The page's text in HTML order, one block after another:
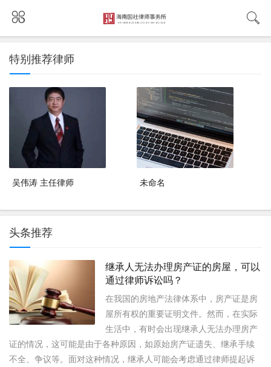
特别推荐律师
吴伟涛 主任律师 未命名
头条推荐
继承人无法办理房产证的房屋，可以
通过律师诉讼吗？
在我国的房地产法律体系中，房产证是房
屋所有权的重要证明文件。然而，在实际
生活中，有时会出现继承人无法办理房产
证的情况，这可能是由于各种原因，如原始房产证遗失、继承手续
不全、争议等。面对这种情况，继承人可能会考虑通过律师提起诉